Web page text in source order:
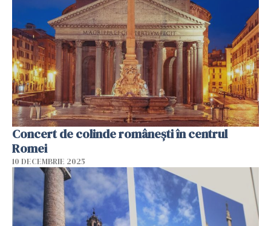
Concert de colinde româneşti în centrul
Romei
10 DECEMBRIE 2025